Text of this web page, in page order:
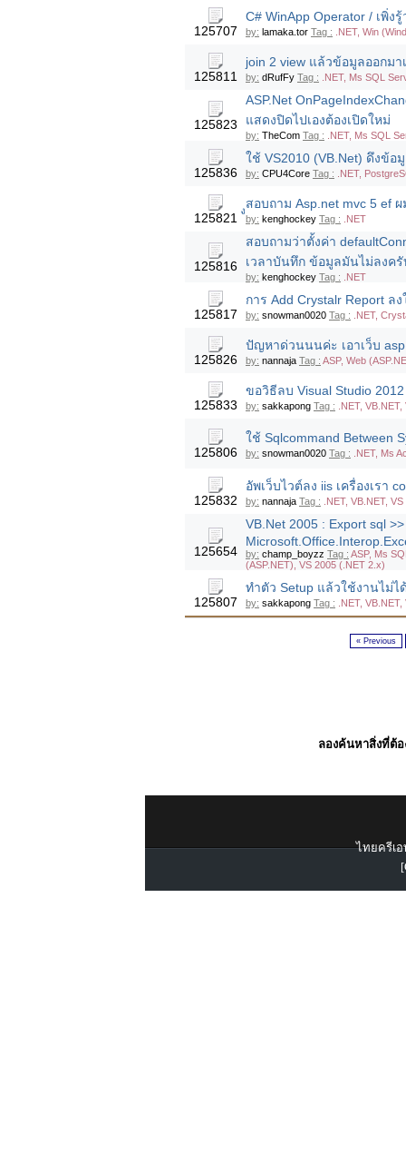
125707
C# WinApp Operator / เพิ่
by: lamaka.tor Tag : .NET, Win
125811
join 2 view แล้วข้อมูลออกม
by: dRufFy Tag : .NET, Ms SQL
125823
ASP.Net
แสดงปิดไปเองต้องเปิดใหม่
by: TheCom Tag : .NET, Ms SQL
125836
ใช้ VS2010 (VB.Net) ดึงข้อ
by: CPU4Core Tag : .NET,
125821
สอบถาม Asp.net mvc 5 ef
by: kenghockey Tag : .NET
125816
สอบถามว่าตั้งค่า
เวลาบันทึก ข้อมูลมันไม่ลงครั
by: kenghockey Tag : .NET
125817
การ Add Crystalr Report ล
by: snowman0020 Tag : .NET,
125826
ปัญหาด่วนนนค่ะ เอาเว็บ
by: nannaja Tag : ASP, Web
125833
ขอวิธีลบ Visual Studio
by: sakkapong Tag : .NET,
125806
ใช้ Sqlcommand Between
by: snowman0020 Tag : .NET, Ms
125832
อัพเว็บไวต์ลง iis เครื่องเรา
by: nannaja Tag : .NET, VB.NET,
125654
VB.Net 2005 : Export sql
by: champ_boyzz Tag : ASP, Ms
(ASP.NET), VS 2005 (.NET 2.x)
125807
ทำตัว Setup แล้วใช้งานไม่
by: sakkapong Tag : .NET,
« Previous
ลองค้นหาสิ่งที่ต้อ
ไทยครีเอ
[